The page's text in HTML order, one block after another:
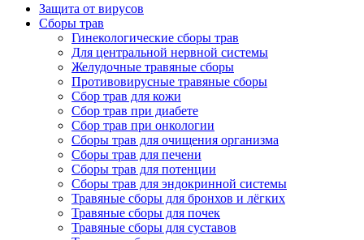
Защита от вирусов
Сборы трав
Гинекологические сборы трав
Для центральной нервной системы
Желудочные травяные сборы
Противовирусные травяные сборы
Сбор трав для кожи
Сбор трав при диабете
Сбор трав при онкологии
Сборы трав для очищения организма
Сборы трав для печени
Сборы трав для потенции
Сборы трав для эндокринной системы
Травяные сборы для бронхов и лёгких
Травяные сборы для почек
Травяные сборы для суставов